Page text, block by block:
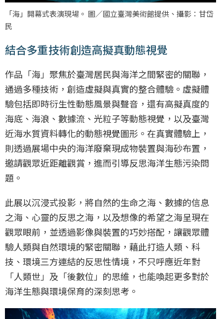
「海」開幕式表演現場。 圖／國立臺灣美術館提供、攝影：甘岱
民
結合多重技術創造高擬真動態視覺
作品「海」聚焦於臺灣居民與海洋之間緊密的關聯，
通過多種技術，創造虛擬與真實的整合體驗。虛擬體
驗包括即時衍生性動態風景與聲音，還有高擬真度的
海底、海浪、數據流、光粒子等動態視覺，以及臺灣
近海水質資料轉化的動態視覺圖形。在真實體驗上，
則透過展場中央的海洋廢棄現成物裝置與海砂布置，
邀請觀眾近距離觀賞，進而引導反思海洋生態污染問
題。
此展以沉浸式投影，將自然的生命之海、數據的信息
之海、心靈的反思之海，以及想像的希望之海呈現在
觀眾眼前，並透過影像與裝置的巧妙搭配，讓觀眾體
驗人類與自然環境的緊密關聯，藉此打造人類、科
技、環境三方連結的反思性情境，不只呼應近年對
「人類世」及「後數位」的思維，也能喚起更多對於
海洋生態與環境保育的深刻思考。